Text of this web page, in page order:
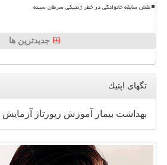
نقش سابقه خانوادگی در خطر ژنتیکی سرطان سینه
جدیدترین ها
تگهای اپتیك
بهداشت بیمار آموزش رپورتاژ آزمایش